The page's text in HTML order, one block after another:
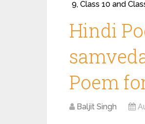
9, Class 10 and
Hindi
Poem
Baljit Singh